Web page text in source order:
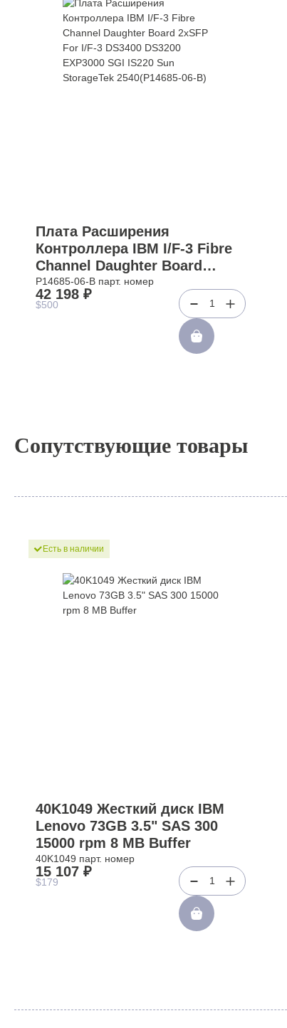
Плата Расширения
Контроллера IBM I/F-3 Fibre
Channel Daughter Board
2xSFP For I/F-3 DS3400
DS3200 EXP3000 SGI IS220
Sun StorageTek 2540(P14685-
P14685-06-B парт. номер
42 198 ₽
$500 1
Сопутствующие товары
Есть в наличии
40K1049 Жесткий диск IBM
Lenovo 73GB 3.5" SAS 300
15000 rpm 8 MB Buffer
40K1049 парт. номер
15 107 ₽
$179 1